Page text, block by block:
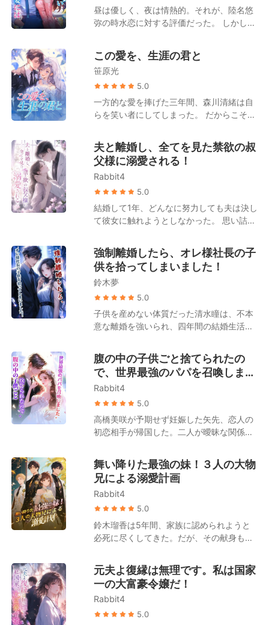
言い放つ。 夫は一枚の離婚協議書を取り出
し、「美咲が俺の子を身ごもった。離婚し
る財界の大物と電撃的に契約結婚を果た
す。 やがて藤原美月の隠された正体が次々
と明らかになると、大物もまた、彼女こそ
たことに気づく。 大物は毎夜のごとく彼女
を溺愛するようになった。 「妻よ、もう一
は狂わんばかりの後悔に苛まれることとな
る。 藤原美月は口元に薄く笑みを浮かべ、
ろって？――でも、ガンを患っているのは
あなたよ」
昼は優しく、夜は情熱的。それが、陸名悠
弥の時水恋に対する評価だった。 しかし、
は時水恋にためらいもなく離婚を切り出
す。 「彼女を安心させるためだ。半年後に
また復縁すればいい」 彼は時水恋がずっと
その場で待っていると信じていたが、彼女
はもう目が覚めていた。 涙は枯れ果て、時
水恋の心も死んだ。 こうして偽りの離婚
振り返らなかった。 だが、陸名悠弥は――
狂ってしまった。 ――後に、噂が流れた。
かつて傲岸不遜を極めたあの陸名家の御曹
司が、血走った目でマイバッハを飛ばし、
だ、憐れみの一瞥を乞うためだけに……。
この愛を、生涯の君と
笹原光
5.0
一方的な愛を捧げた三年間、森川清緒は自
らを笑い者にしてしまった。 だからこそ、
一を迫られた際、森川清緒は迷うことなく
離婚を選んだのだ。彼女は決意した。かつ
ての理性的で、美貌と才気を兼ね備えた
「森川医薬」の継承者に戻ることを。 その
後。 元夫である黒田玄也は、一族郎党を引
き連れて復縁を懇願しに跪くこととなる。
しかし、森川清緒の背後は規格外だった。
実父は財界の覇者、実母は森川家二十三代
が利き妹を溺愛する腹黒社長、そして弟は
芸能界のドン。 そうそう……もう一人。
「芸能界で真面目にやらなければ実家の千
ライドが高く毒舌だが、誰よりも彼女には
甘い「宿敵」の存在も忘れてはならない。
夫と離婚し、全てを見た禁欲の叔
父様に溺愛される！
Rabbit4
5.0
結婚して1年、どんなに努力しても夫は決し
て彼女に触れようとしなかった。 思い詰め
い、ひどく羞恥心を伴う検査まで受けるこ
とに。 しかし、夫の忘れられない想い人が
帰国したことで、吉瀬栞はすべてを悟る。
夫はずっとその女性のために貞操を守って
いたのだ。 離婚を切り出すと、夫は頑なに
同意しないばかりか、権力を持つ自身の叔
父に栞を引き合わせた。 その笑みを浮かべ
た瞳を見た瞬間、栞は呆然とする。 なんと
のすべてを見た「男性医師」だったのだ。
「離婚して彼に復讐したいか？」 夜、冷徹
で禁欲的なその男は、彼女を壁に押し当て
うことなく、背伸びをして彼に口付けた。
後になって身勝手な夫は跪き、「離婚して
初めて気づいた、愛しているのは君だった
言い放つ。「ごめんなさい、冷淡な男に興
味はないの！」
強制離婚したら、オレ様社長の子
供を拾ってしまいました！
鈴木夢
5.0
子供を産めない体質だった清水瞳は、不本
意な離婚を強いられ、四年間の結婚生活に
に地方の小さな町へ移り住んだが、そこで
偶然にも一人の男の赤ん坊を拾うことにな
る。 孤独を埋めたいという私心から、清水
瞳はその子供を手元に残し、育てることを
決意した。 それから四年後。清水瞳が暮ら
すアパートの階下に、ピカピカに磨き上げ
られた高級車の車列が止まった。 天草蓮は
一枚のカードを取り出す。「ここには
子を育ててくれた報酬だと思ってくれ」 清
水瞳はとっさに子供を背に庇った。「この
子は私の子供よ、絶対に離れ離れになんて
れなら、大きいほうもまとめて連れて行
け！」
腹の中の子供ごと捨てられたの
で、世界最強のパパを召喚しまし
た。
Rabbit4
5.0
高橋美咲が予期せず妊娠した矢先、恋人の
初恋相手が帰国した。二人が曖昧な関係を
る。 世間は口を揃えて言う。高橋家の「偽
の令嬢」である高橋優月は才能にあふれた
天上の明月であり、「真の令嬢」である高
橋美咲は取り柄のない泥に過ぎないと。 し
かし、高橋グループの背後で采配を振るっ
ている人物が美咲であることは、誰一人と
して知らなかった。 高橋家の面々が、人々
に羨望される著名なファッションデザイナ
なれたのは、すべて美咲のおかげなのだ。
それにもかかわらず、妊娠と裏切りの絶望
に沈む美咲に対し、家族は自らの利益のた
舞い降りた最強の妹！３人の大物
兄による溺愛計画
Rabbit4
5.0
鈴木瑠香は5年間、家族に認められようと
必死に尽くしてきた。だが、その献身も、
に無力だった。 彼女が実は「偽の令嬢」で
あることが暴露されると、全てが崩れ去っ
た。婚約者には捨てられ、友人は去り、兄
たちからは家を追い出される。「田舎の百
姓の両親の元へ帰れ」という罵声を浴びせ
元夫よ復縁は無理です。私は国家
一の大富豪令嬢だ！
Rabbit4
5.0